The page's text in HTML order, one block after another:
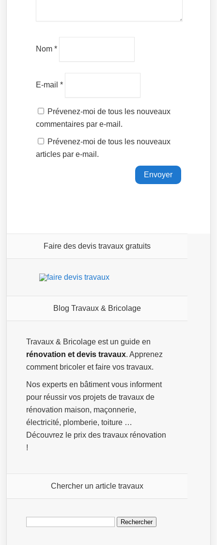
Nom*
E-mail*
Prévenez-moi de tous les nouveaux
commentaires par e-mail.
Prévenez-moi de tous les nouveaux
articles par e-mail.
Faire des devis travaux gratuits
Blog Travaux & Bricolage
Travaux & Bricolage est un guide en
rénovation et devis travaux. Apprenez
comment bricoler et faire vos travaux.
Nos experts en bâtiment vous informent
pour réussir vos projets de travaux de
rénovation maison, maçonnerie,
électricité, plomberie, toiture …
Découvrez le prix des travaux rénovation
!
Chercher un article travaux
Rechercher :